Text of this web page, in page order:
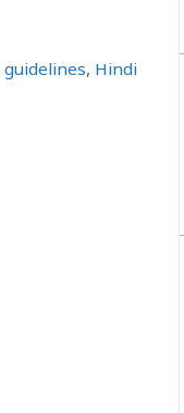
guidelines, Hindi